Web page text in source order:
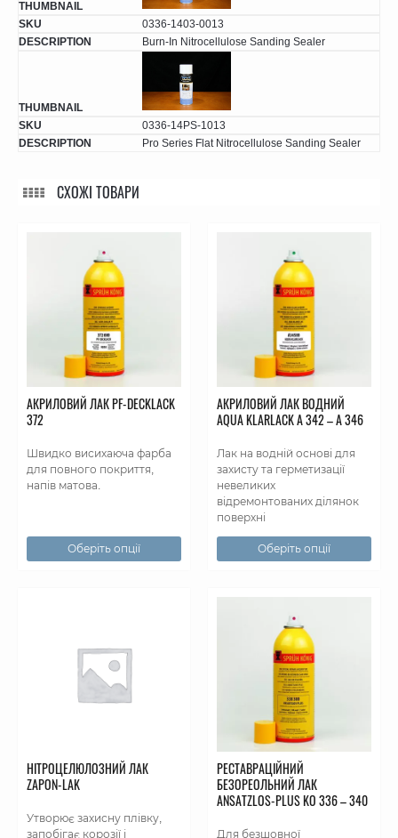
0336-1403-0013
Burn-In Nitrocellulose Sanding Sealer
0336-14PS-1013
Pro Series Flat Nitrocellulose Sanding Sealer
СХОЖІ ТОВАРИ
АКРИЛОВИЙ ЛАК PF-DECKLACK
372
Швидко висихаюча фарба
для повного покриття,
напів матова.
Оберіть опції
АКРИЛОВИЙ ЛАК ВОДНИЙ
AQUA KLARLACK А 342 – А 346
Лак на водній основі для
захисту та герметизації
невеликих
відремонтованих ділянок
поверхні
Оберіть опції
НІТРОЦЕЛЮЛОЗНИЙ ЛАК
ZAPON-LAK
Утворює захисну плівку,
запобігає корозії і
РЕСТАВРАЦІЙНИЙ
БЕЗОРЕОЛЬНИЙ ЛАК
АNSATZLOS-РLUS KO 336 – 340
Для безшовної